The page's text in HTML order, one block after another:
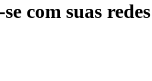
com suas redes